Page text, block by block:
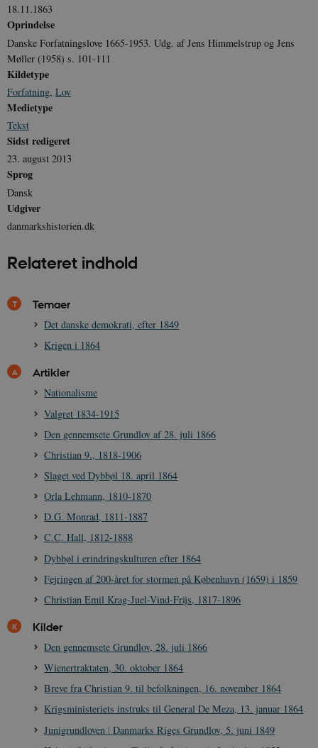
18.11.1863
Oprindelse
Danske Forfatningslove 1665-1953. Udg. af Jens Himmelstrup og Jens
Møller (1958) s. 101-111
Kildetype
Forfatning, Lov
Medietype
Tekst
Sidst redigeret
23. august 2013
Sprog
Dansk
Udgiver
danmarkshistorien.dk
Relateret indhold
Temaer
Det danske demokrati, efter 1849
Krigen i 1864
Artikler
Nationalisme
Valgret 1834-1915
Den gennemsete Grundlov af 28. juli 1866
Christian 9., 1818-1906
Slaget ved Dybbøl 18. april 1864
Orla Lehmann, 1810-1870
D.G. Monrad, 1811-1887
C.C. Hall, 1812-1888
Dybbøl i erindringskulturen efter 1864
Fejringen af 200-året for stormen på København (1659) i 1859
Christian Emil Krag-Juel-Vind-Frijs, 1817-1896
Kilder
Den gennemsete Grundlov, 28. juli 1866
Wienertraktaten, 30. oktober 1864
Breve fra Christian 9. til befolkningen, 16. november 1864
Krigsministeriets instruks til General De Meza, 13. januar 1864
Junigrundloven ǀ Danmarks Riges Grundlov, 5. juni 1849